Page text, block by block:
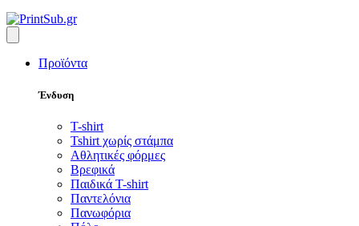
Προϊόντα
Ένδυση
T-shirt
Tshirt χωρίς στάμπα
Αθλητικές φόρμες
Βρεφικά
Παιδικά T-shirt
Παντελόνια
Πανωφόρια